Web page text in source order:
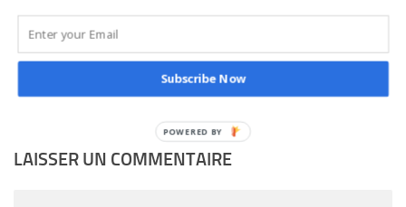
Ouémé -Plateau des
douanes
LAISSER UN COMMENTAIRE
Subscribe Now